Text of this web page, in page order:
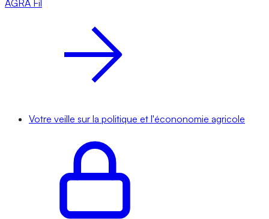
AGRA Fil
Votre veille sur la politique et l'écononomie agricole